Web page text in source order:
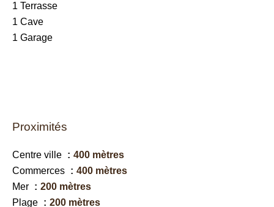
1 Terrasse
1 Cave
1 Garage
Proximités
Centre ville
400 mètres
Commerces
400 mètres
Mer
200 mètres
Plage
200 mètres